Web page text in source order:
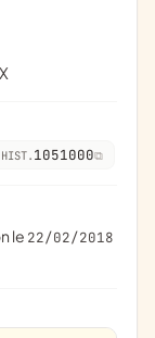
HIST. 1051000
le 22/02/2018